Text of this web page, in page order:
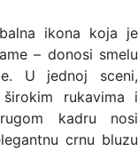
ikona koja je
– donosi smelu
U jednoj sceni,
rukavima i
kadru nosi
crnu bluzu